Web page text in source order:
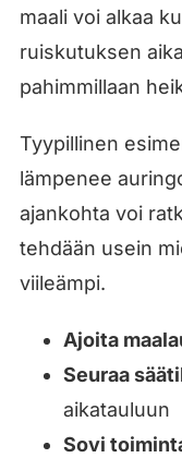
maali voi alkaa
ruiskutuksen
pahimmillaan
Tyypillinen
lämpenee
ajankohta voi
tehdään usein
viileämpi.
Ajoita
Seuraa
aikatauluun
Sovi